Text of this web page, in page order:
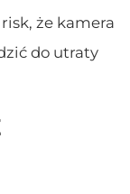
że kamera
do utraty